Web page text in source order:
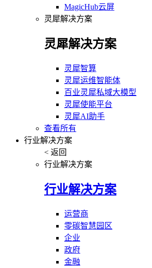
MagicHub云屏
灵犀解决方案
灵犀解决方案
灵犀智算
灵犀运维智能体
百业灵犀私域大模型
灵犀使能平台
灵犀AI助手
查看所有
行业解决方案
< 返回
行业解决方案
行业解决方案
运营商
零碳智慧园区
企业
政府
金融